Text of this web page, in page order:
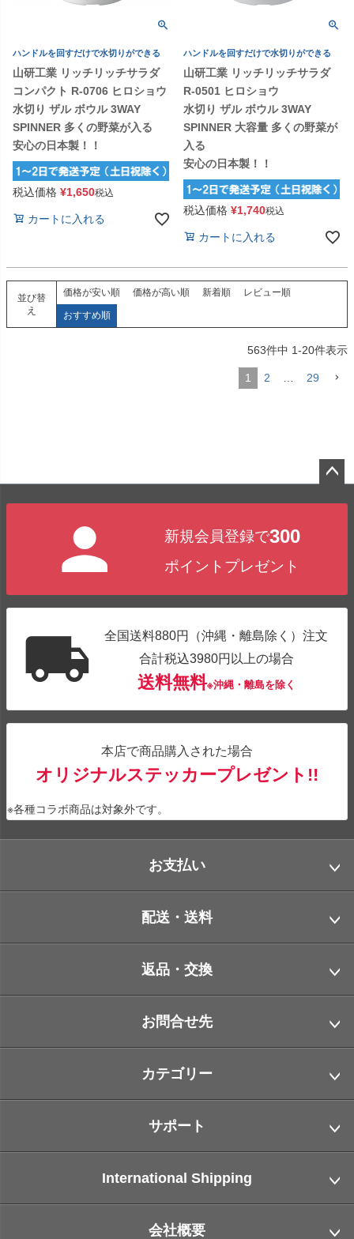
ハンドルを回すだけで水切りができる
山研工業 リッチリッチサラダ
コンパクト R-0706 ヒロショウ
水切り ザル ボウル 3WAY
SPINNER 多くの野菜が入る
安心の日本製！！
税込価格 ¥1,650税込
カートに入れる
ハンドルを回すだけで水切りができる
山研工業 リッチリッチサラダ
R-0501 ヒロショウ
水切り ザル ボウル 3WAY
SPINNER 大容量 多くの野菜が
入る
安心の日本製！！
税込価格 ¥1,740税込
カートに入れる
並び替
え
価格が安い順 価格が高い順 新着順 レビュー順
おすすめ順
563件中 1-20件表示
1 2 29
新規会員登録で300
ポイントプレゼント
全国送料880円（沖縄・離島除く）注文
合計税込3980円以上の場合
送料無料※沖縄・離島を除く
本店で商品購入された場合
オリジナルステッカープレゼント!!
※各種コラボ商品は対象外です。
お支払い
配送・送料
返品・交換
お問合せ先
カテゴリー
サポート
International Shipping
会社概要